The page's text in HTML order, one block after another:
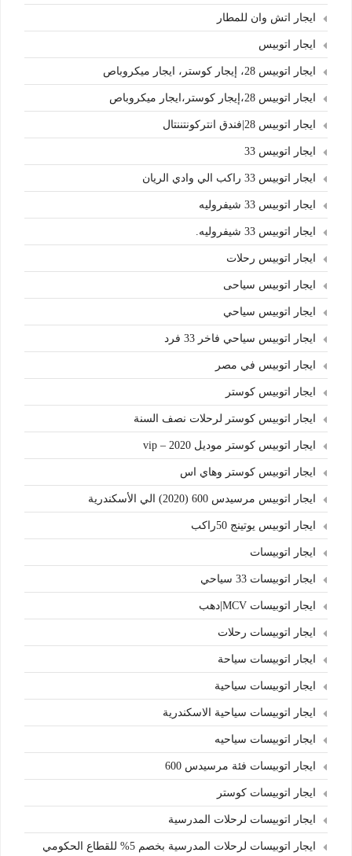
ايجار اتش وان للمطار
ايجار اتوبيس
ايجار اتوبيس 28، إيجار كوستر، ايجار ميكروباص
ايجار اتوبيس 28،إيجار كوستر،ايجار ميكروباص
ايجار اتوبيس 28|فندق انتركونتننتال
ايجار اتوبيس 33
ايجار اتوبيس 33 راكب الي وادي الريان
ايجار اتوبيس 33 شيفروليه
ايجار اتوبيس 33 شيفروليه.
ايجار اتوبيس رحلات
ايجار اتوبيس سياحى
ايجار اتوبيس سياحي
ايجار اتوبيس سياحي فاخر 33 فرد
ايجار اتوبيس في مصر
ايجار اتوبيس كوستر
ايجار اتوبيس كوستر لرحلات نصف السنة
ايجار اتوبيس كوستر موديل 2020 – vip
ايجار اتوبيس كوستر وهاي اس
ايجار اتوبيس مرسيدس 600 (2020) الي الأسكندرية
ايجار اتوبيس يوتينج 50راكب
ايجار اتوبيسات
ايجار اتوبيسات 33 سياحي
ايجار اتوبيسات MCV|دهب
ايجار اتوبيسات رحلات
ايجار اتوبيسات سياحة
ايجار اتوبيسات سياحية
ايجار اتوبيسات سياحية الاسكندرية
ايجار اتوبيسات سياحيه
ايجار اتوبيسات فئة مرسيدس 600
ايجار اتوبيسات كوستر
ايجار اتوبيسات لرحلات المدرسية
ايجار اتوبيسات لرحلات المدرسية بخصم 5% للقطاع الحكومي